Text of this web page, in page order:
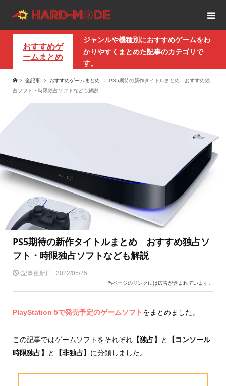
おすすめゲ
ームまとめ
ジャンルや機種別におすすめゲームをわ
かりやすくまとめた記事のカテゴリで
す。
全記事 おすすめゲームまとめ
PS5期待の新作タイトルまとめ おすすめ独
占ソフト・時限独占ソフトなども解説
PS5期待の新作タイトルまとめ おすすめ独占ソ
フト・時限独占ソフトなども解説
記事更新日 : 2022/05/25
当ページのリンクには広告が含まれています。
PlayStation 5で発売予定のゲームソフト をまとめました。
この記事ではゲームソフトをそれぞれ【独占】 と
【コンソール
時限独占】
と 【非独占】 に分類しました。